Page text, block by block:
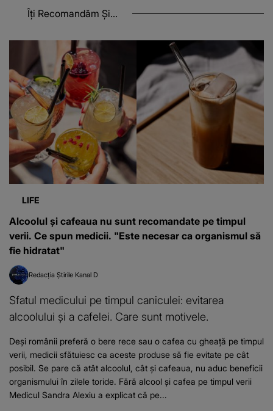
Îți Recomandăm Și...
LIFE
Alcoolul și cafeaua nu sunt recomandate pe timpul
verii. Ce spun medicii. "Este necesar ca organismul să
fie hidratat"
Redacția Știrile Kanal D
Sfatul medicului pe timpul caniculei: evitarea
alcoolului și a cafelei. Care sunt motivele.
Deși românii preferă o bere rece sau o cafea cu gheață pe timpul
verii, medicii sfătuiesc ca aceste produse să fie evitate pe cât
posibil. Se pare că atât alcoolul, cât și cafeaua, nu aduc beneficii
organismului în zilele toride. Fără alcool și cafea pe timpul verii
Medicul Sandra Alexiu a explicat că pe...